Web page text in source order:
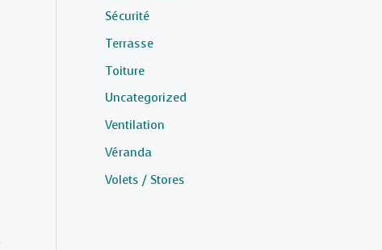
Sécurité
Terrasse
Toiture
Uncategorized
Ventilation
Véranda
Volets / Stores